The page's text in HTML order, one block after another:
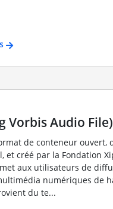
Vorbis Audio File)
de conteneur ouvert,
et créé par la Fondation
aux utilisateurs de
numériques de
du te...